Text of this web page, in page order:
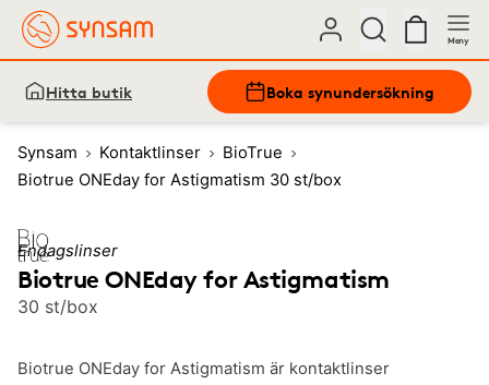
Meny
Hitta butik Boka synundersökning
Synsam Kontaktlinser
BioTrue
Biotrue ONEday for Astigmatism 30 st/box
Endagslinser
Biotrue ONEday for Astigmatism
30 st/box
Biotrue ONEday for Astigmatism är kontaktlinser